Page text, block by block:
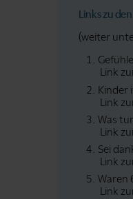
Links zu
(weiter
Link
Kinder
Link
Was
Link
Sei
Link
Waren
Link